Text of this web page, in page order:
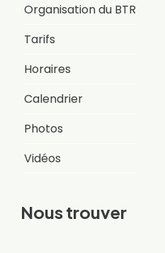
Organisation du BTR
Tarifs
Horaires
Calendrier
Photos
Vidéos
Nous trouver